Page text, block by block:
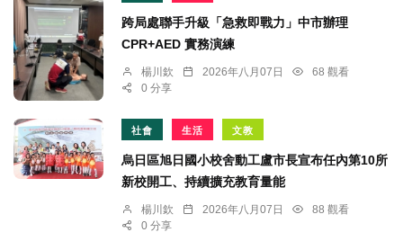
跨局處聯手升級「急救即戰力」中市辦理
CPR+AED 實務演練
楊川欽 2026年八月07日
68 觀看
0 分享
社會 生活 文教
烏日區旭日國小校舍動工盧市長宣布任內第10所
新校開工、持續擴充教育量能
楊川欽 2026年八月07日
88 觀看
0 分享